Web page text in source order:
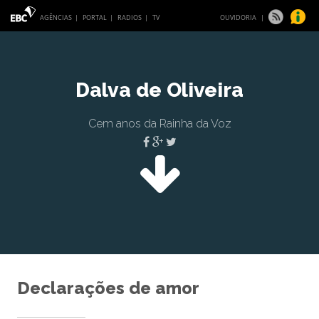
OUVIDORIA |
AGÊNCIAS | PORTAL | RADIOS | TV
Dalva de Oliveira
Cem anos da Rainha da Voz
Declarações de amor